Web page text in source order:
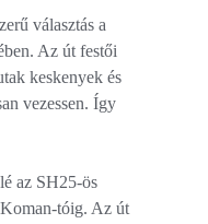
választás a
Az út festői
keskenyek és
vezessen. Így
az SH25-ös
tóig. Az út